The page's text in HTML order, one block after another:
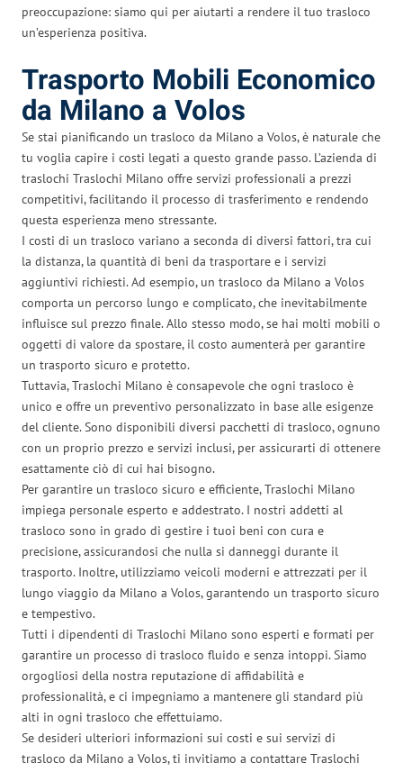
preoccupazione: siamo qui per aiutarti a rendere il tuo trasloco
un’esperienza positiva.
Trasporto Mobili Economico
da Milano a Volos
Se stai pianificando un trasloco da Milano a Volos, è naturale che
tu voglia capire i costi legati a questo grande passo. L’azienda di
traslochi Traslochi Milano offre servizi professionali a prezzi
competitivi, facilitando il processo di trasferimento e rendendo
questa esperienza meno stressante.
I costi di un trasloco variano a seconda di diversi fattori, tra cui
la distanza, la quantità di beni da trasportare e i servizi
aggiuntivi richiesti. Ad esempio, un trasloco da Milano a Volos
comporta un percorso lungo e complicato, che inevitabilmente
influisce sul prezzo finale. Allo stesso modo, se hai molti mobili o
oggetti di valore da spostare, il costo aumenterà per garantire
un trasporto sicuro e protetto.
Tuttavia, Traslochi Milano è consapevole che ogni trasloco è
unico e offre un preventivo personalizzato in base alle esigenze
del cliente. Sono disponibili diversi pacchetti di trasloco, ognuno
con un proprio prezzo e servizi inclusi, per assicurarti di ottenere
esattamente ciò di cui hai bisogno.
Per garantire un trasloco sicuro e efficiente, Traslochi Milano
impiega personale esperto e addestrato. I nostri addetti al
trasloco sono in grado di gestire i tuoi beni con cura e
precisione, assicurandosi che nulla si danneggi durante il
trasporto. Inoltre, utilizziamo veicoli moderni e attrezzati per il
lungo viaggio da Milano a Volos, garantendo un trasporto sicuro
e tempestivo.
Tutti i dipendenti di Traslochi Milano sono esperti e formati per
garantire un processo di trasloco fluido e senza intoppi. Siamo
orgogliosi della nostra reputazione di affidabilità e
professionalità, e ci impegniamo a mantenere gli standard più
alti in ogni trasloco che effettuiamo.
Se desideri ulteriori informazioni sui costi e sui servizi di
trasloco da Milano a Volos, ti invitiamo a contattare Traslochi